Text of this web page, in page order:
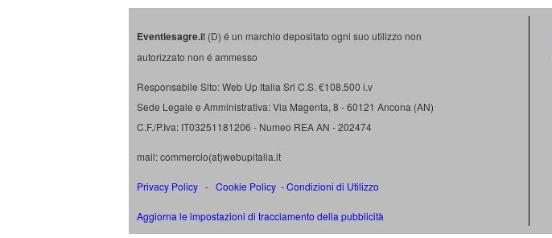
Eventiesagre.it (D) é un marchio depositato ogni suo utilizzo non
autorizzato non é ammesso
Responsabile Sito: Web Up Italia Srl C.S. €108.500 i.v
Sede Legale e Amministrativa: Via Magenta, 8 - 60121 Ancona (AN)
C.F./P.Iva: IT03251181206 - Numeo REA AN - 202474
mail: commercio(at)webupitalia.it
Privacy Policy - Cookie Policy -Condizioni di Utilizzo
Aggiorna le impostazioni di tracciamento della pubblicità